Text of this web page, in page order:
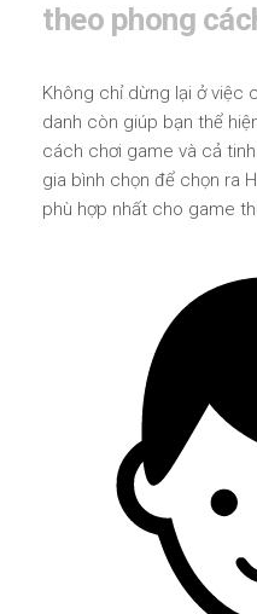
theo phong
Không chỉ dừng lại ở việc
danh còn giúp bạn thể
cách chơi game và cả
gia bình chọn để chọn ra
phù hợp nhất cho game